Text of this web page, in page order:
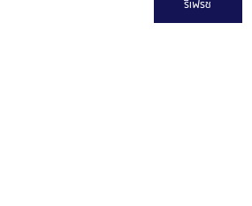
รีวิวขั้นตอนผ่าตัดขากรรไกรที่เกา
รีเฟรช